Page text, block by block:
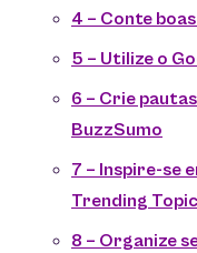
4 – Conte
5 – Utilize o
6 – Crie
BuzzSumo
7 – Inspire-se
Trending
8 – Organize